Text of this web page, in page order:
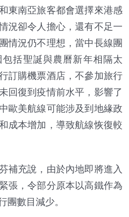
東南亞旅客都會選擇來港感
況卻令人擔心，還有不足一
情況仍不理想，當中長線團
括聖誕與農曆新年相隔太
訂購機票酒店，不參加旅行
回復到疫情前水平，影響了
歐美航線可能涉及到地緣政
成本增加，導致航線恢復較
補充說，由於內地即將進入
張，令部分原本以高鐵作為
團數目減少。